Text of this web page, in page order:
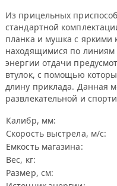
Из прицельных
стандартной
планка и мушка с яркими
находящимися по
энергии отдачи
втулок, с помощью
длину приклада. Данная
развлекательной и
Калибр, мм:
Скорость выстрела, м/с:
Емкость магазина:
Вес, кг:
Размер, см: